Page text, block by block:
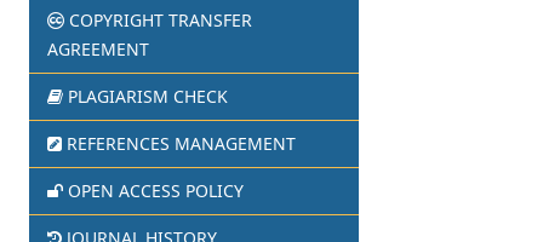
COPYRIGHT TRANSFER
AGREEMENT
PLAGIARISM CHECK
REFERENCES MANAGEMENT
OPEN ACCESS POLICY